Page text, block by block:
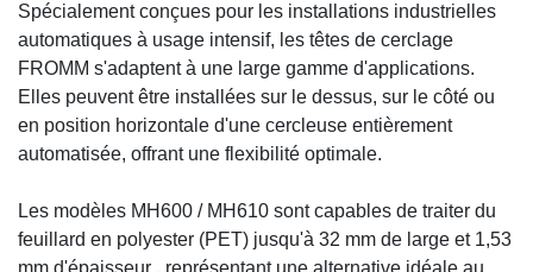
Spécialement conçues pour les installations industrielles
automatiques à usage intensif, les têtes de cerclage
FROMM s'adaptent à une large gamme d'applications.
Elles peuvent être installées sur le dessus, sur le côté ou
en position horizontale d'une cercleuse entièrement
automatisée, offrant une flexibilité optimale.
Les modèles MH600 / MH610 sont capables de traiter du
feuillard en polyester (PET) jusqu'à 32 mm de large et 1,53
mm d'épaisseur , représentant une alternative idéale au